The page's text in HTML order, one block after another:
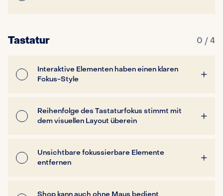
Tastatur 0 / 4
Interaktive Elementen haben einen klaren
Fokus-Style
Reihenfolge des Tastaturfokus stimmt mit
dem visuellen Layout überein
Unsichtbare fokussierbare Elemente
entfernen